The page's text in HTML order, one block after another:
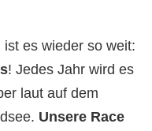
es wieder so weit:
! Jedes Jahr wird es
laut auf dem
Unsere Race